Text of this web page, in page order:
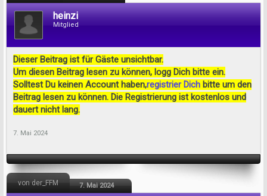
heinzi
Mitglied
Dieser Beitrag ist für Gäste unsichtbar.
Um diesen Beitrag lesen zu können, logg Dich bitte ein.
Solltest Du keinen Account haben,registrier Dich bitte um den
Beitrag lesen zu können. Die Registrierung ist kostenlos und
dauert nicht lang.
7. Mai 2024
von der_FFM 7. Mai 2024